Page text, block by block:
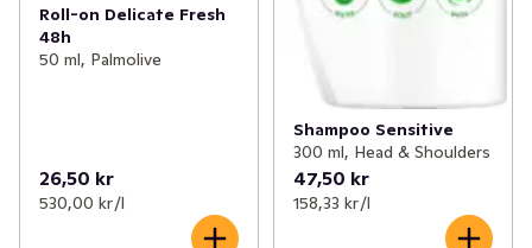
Roll-on Delicate Fresh
48h
50 ml, Palmolive
26,50 kr
530,00 kr /l
Shampoo Sensitive
300 ml, Head & Shoulders
47,50 kr
158,33 kr /l